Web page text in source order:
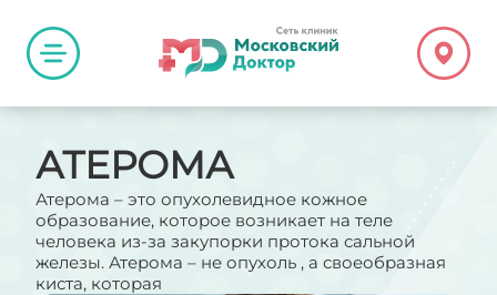
АТЕРОМА
Атерома – это опухолевидное кожное
образование, которое возникает на теле
человека из-за закупорки протока сальной
железы. Атерома – не опухоль , а своеобразная
киста, которая